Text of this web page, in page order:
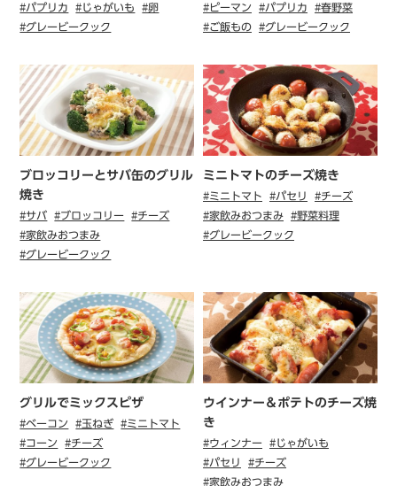
#パプリカ
#じゃがいも
#卵
#グレービークック
#ピーマン
#パプリカ
#春野菜
#ご飯もの
#グレービークック
ブロッコリーとサバ缶のグリル
焼き
#サバ #ブロッコリー
#チーズ
#家飲みおつまみ
#グレービークック
ミニトマトのチーズ焼き
#ミニトマト #パセリ
#チーズ
#家飲みおつまみ
#野菜料理
#グレービークック
グリルでミックスピザ
#ベーコン #玉ねぎ
#ミニトマト
#コーン
#チーズ
#グレービークック
ウインナー＆ポテトのチーズ焼
き
#ウィンナー
#じゃがいも
#パセリ
#チーズ
#家飲みおつまみ